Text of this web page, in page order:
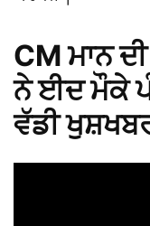
CM ਮਾਨ
ਨੇ ਈਦ ਮੌਕੇ
ਵੱਡੀ